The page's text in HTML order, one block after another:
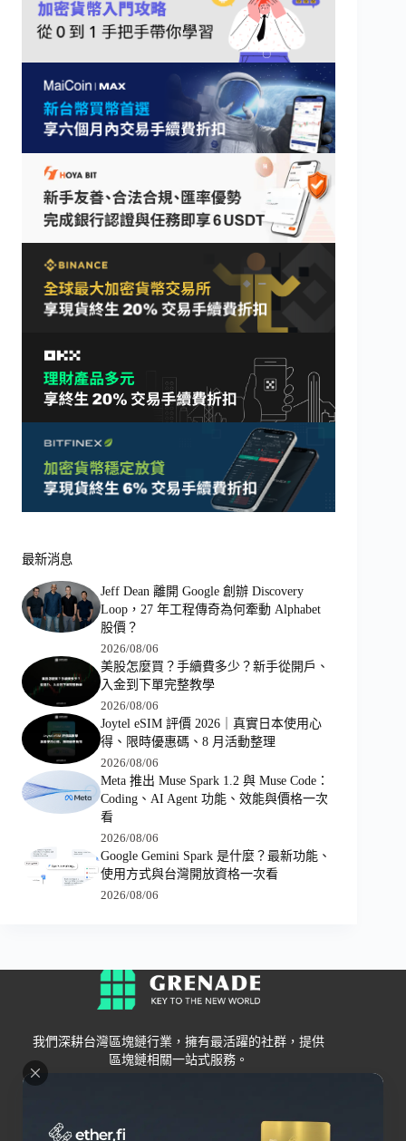
最新消息
Jeff Dean 離開 Google 創辦 Discovery
Loop，27 年工程傳奇為何牽動 Alphabet
股價？
2026/08/06
美股怎麼買？手續費多少？新手從開戶、
入金到下單完整教學
2026/08/06
Joytel eSIM 評價 2026｜真實日本使用心
得、限時優惠碼、8 月活動整理
2026/08/06
Meta 推出 Muse Spark 1.2 與 Muse Code：
Coding、AI Agent 功能、效能與價格一次
看
2026/08/06
Google Gemini Spark 是什麼？最新功能、
使用方式與台灣開放資格一次看
2026/08/06
我們深耕台灣區塊鏈行業，擁有最活躍的社群，提供
區塊鏈相關一站式服務。
Grenade 交易所